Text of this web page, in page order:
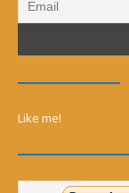
Like me!